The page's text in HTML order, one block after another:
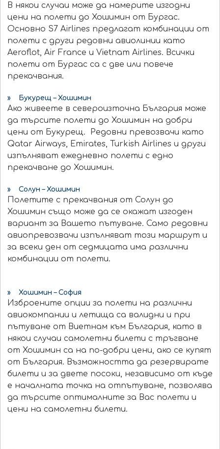
В някои случаи може да намерите изгодни
цени на полети до Хошимин от Бургас.
Основно S7 Airlines предлагат комбинации от
полети с други редовни авиолинии като
Aeroflot, Air France и Vietnam Airlines. Всички
полети от Бургас са с две или повече
прекачвания.
» Букурещ – Хошимин
Ако живеете в североизточна България може
да търсите полети до Хошимин на добри
цени от Букурещ. Редовни превозвачи като
Qatar Airways, Emirates, Turkish Airlines и други
изпълняват ежедневно полети с едно
прекачване до Хошимин.
» Солун – Хошимин
Полетите с прекачвания от Солун до
Хошимин също може да се окажат изгоден
вариант за Вашето пътуване. Само редовни
авиопревозвачи изпълняват този маршрут и
за всеки ден от седмицата има различни
комбинации от полети.
» Хошимин – София
Изброените опции за полети на различни
авиокомпании и летища са валидни и при
пътуване от Виетнам към България, като в
някои случаи самолетни билети с тръгване
от Хошимин са на по-добри цени, ако се купят
от България. Възможността да резервирате
билети и за двете посоки, независимо от къде
е началната точка на отпътуване, позволява
да търсите оптималните за Вас полети и
цени на самолетни билети.